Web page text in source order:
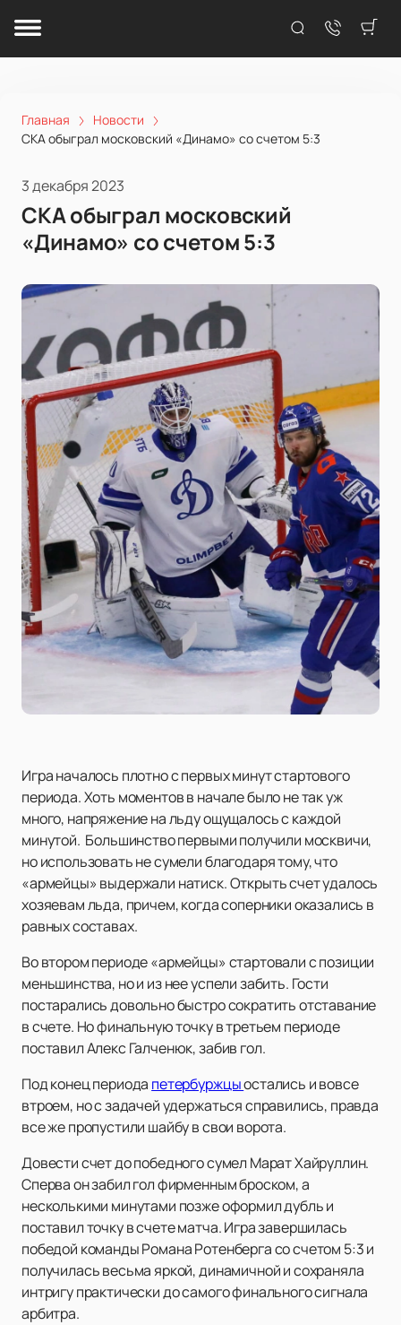
Главная
Новости
СКА обыграл московский «Динамо» со счетом 5:3
3 декабря 2023
СКА обыграл московский
«Динамо» со счетом 5:3
Игра началось плотно с первых минут стартового
периода. Хоть моментов в начале было не так уж
много, напряжение на льду ощущалось с каждой
минутой. Большинство первыми получили москвичи,
но использовать не сумели благодаря тому, что
«армейцы» выдержали натиск. Открыть счет удалось
хозяевам льда, причем, когда соперники оказались в
равных составах.
Во втором периоде «армейцы» стартовали с позиции
меньшинства, но и из нее успели забить. Гости
постарались довольно быстро сократить отставание
в счете. Но финальную точку в третьем периоде
поставил Алекс Галченюк, забив гол.
Под конец периода петербуржцыостались и вовсе
втроем, но с задачей удержаться справились, правда
все же пропустили шайбу в свои ворота.
Довести счет до победного сумел Марат Хайруллин.
Сперва он забил гол фирменным броском, а
несколькими минутами позже оформил дубль и
поставил точку в счете матча. Игра завершилась
победой команды Романа Ротенберга со счетом 5:3 и
получилась весьма яркой, динамичной и сохраняла
интригу практически до самого финального сигнала
арбитра.